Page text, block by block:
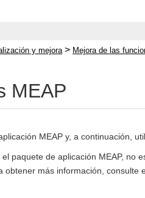
y mejora > Mejora de las
MEAP
MEAP y, a continuación,
paquete de aplicación MEAP, no
más información, consulte